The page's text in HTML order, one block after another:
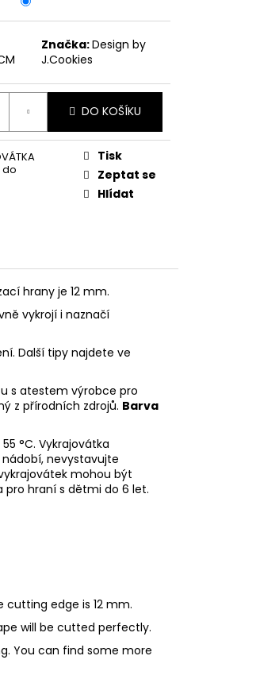
Značka:Design by
J.Cookies
DO KOŠÍKU
do
Tisk
Zeptat se
Hlídat
hrany je 12 mm.
vykrojí i naznačí
Další tipy najdete ve
s atestem výrobce pro
z přírodních zdrojů. Barva
°C. Vykrajovátka
nevystavujte
mohou být
pro hraní s dětmi do 6 let.
edge is 12 mm.
will be cutted perfectly.
You can find some more